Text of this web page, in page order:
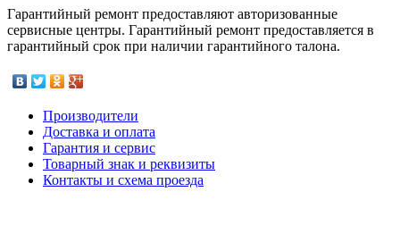
Гарантийный ремонт предоставляют авторизованные
сервисные центры. Гарантийный ремонт предоставляется в
гарантийный срок при наличии гарантийного талона.
Производители
Доставка и оплата
Гарантия и сервис
Товарный знак и реквизиты
Контакты и схема проезда